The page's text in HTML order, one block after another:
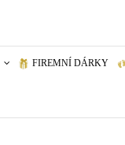
FIREMNÍ DÁRKY